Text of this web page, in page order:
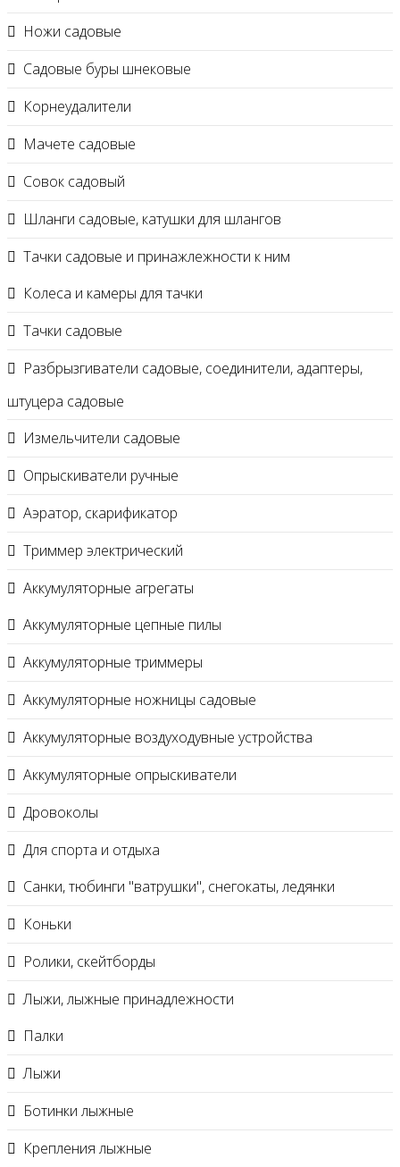
Ножи садовые
Садовые буры шнековые
Корнеудалители
Мачете садовые
Совок садовый
Шланги садовые, катушки для шлангов
Тачки садовые и принажлежности к ним
Колеса и камеры для тачки
Тачки садовые
Разбрызгиватели садовые, соединители, адаптеры,
штуцера садовые
Измельчители садовые
Опрыскиватели ручные
Аэратор, скарификатор
Триммер электрический
Аккумуляторные агрегаты
Аккумуляторные цепные пилы
Аккумуляторные триммеры
Аккумуляторные ножницы садовые
Аккумуляторные воздуходувные устройства
Аккумуляторные опрыскиватели
Дровоколы
Для спорта и отдыха
Санки, тюбинги "ватрушки", снегокаты, ледянки
Коньки
Ролики, скейтборды
Лыжи, лыжные принадлежности
Палки
Лыжи
Ботинки лыжные
Крепления лыжные